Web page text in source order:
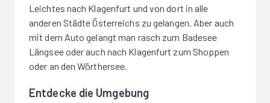
Leichtes nach Klagenfurt und von dort in alle
anderen Städte Österreichs zu gelangen. Aber auch
mit dem Auto gelangt man rasch zum Badesee
Längsee oder auch nach Klagenfurt zum Shoppen
oder an den Wörthersee.
Entdecke die Umgebung